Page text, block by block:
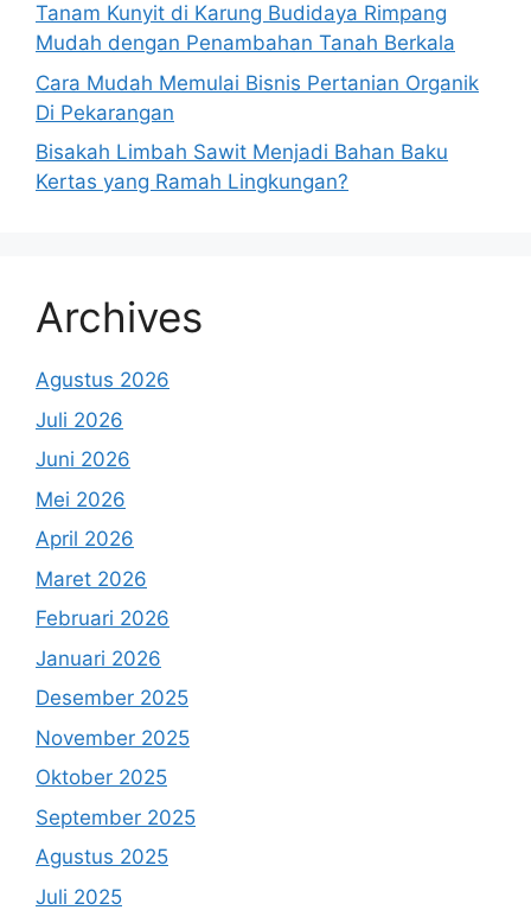
Tanam Kunyit di Karung Budidaya Rimpang
Mudah dengan Penambahan Tanah Berkala
Cara Mudah Memulai Bisnis Pertanian Organik
Di Pekarangan
Bisakah Limbah Sawit Menjadi Bahan Baku
Kertas yang Ramah Lingkungan?
Archives
Agustus 2026
Juli 2026
Juni 2026
Mei 2026
April 2026
Maret 2026
Februari 2026
Januari 2026
Desember 2025
November 2025
Oktober 2025
September 2025
Agustus 2025
Juli 2025